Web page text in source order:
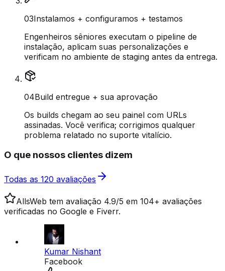
03Instalamos + configuramos + testamos
Engenheiros sêniores executam o pipeline de
instalação, aplicam suas personalizações e
verificam no ambiente de staging antes da entrega.
04Build entregue + sua aprovação
Os builds chegam ao seu painel com URLs
assinadas. Você verifica; corrigimos qualquer
problema relatado no suporte vitalício.
O que nossos clientes dizem
Todas as 120 avaliações
AllsWeb tem avaliação 4.9/5 em 104+ avaliações
verificadas no Google e Fiverr.
Kumar Nishant
Facebook